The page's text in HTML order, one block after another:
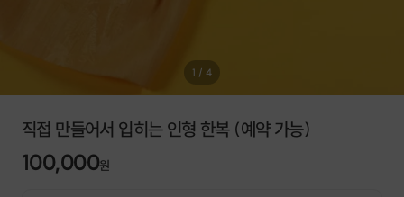
1 / 4
직접 만들어서 입히는 인형 한복 (예약 가능)
100,000원